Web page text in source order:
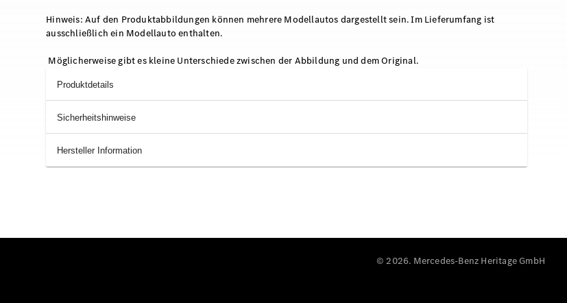
Hinweis: Auf den Produktabbildungen können mehrere Modellautos dargestellt sein. Im Lieferumfang ist
ausschließlich ein Modellauto enthalten.
Möglicherweise gibt es kleine Unterschiede zwischen der Abbildung und dem Original.
Produktdetails
Sicherheitshinweise
Hersteller Information
© 2026. Mercedes-Benz Heritage GmbH